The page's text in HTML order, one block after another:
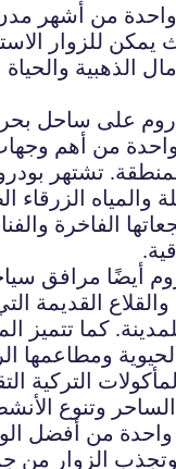
واحدة من أشهر
يمكن للزوار
الذهبية والحياة
على ساحل
واحدة من أهم
تشتهر
والمياه الزرقاء
الفاخرة
أيضًا مرافق
القديمة
كما تتميز
ومطاعمها
وتنوع
واحدة من أفضل